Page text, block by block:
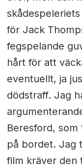
för Jack
fegspelande
hårt för att
eventuellt, ja
dödstraff. Jag
Beresford,
på bordet. Jag
film kräver den